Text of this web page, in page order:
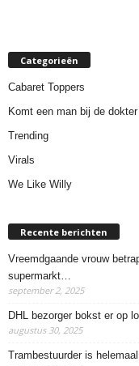
Categorieën
Cabaret Toppers
Komt een man bij de dokter
Trending
Virals
We Like Willy
Recente berichten
Vreemdgaande vrouw
supermarkt…
september 2, 2025
DHL bezorger bokst er op
augustus 30, 2025
Trambestuurder is